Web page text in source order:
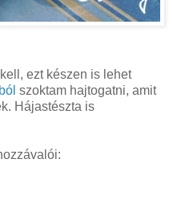
ezt készen is lehet
szoktam hajtogatni, amit
Hájastészta is